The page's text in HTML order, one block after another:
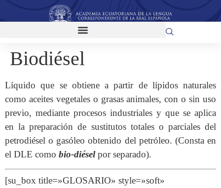
Biodiésel
Líquido que se obtiene a partir de lípidos naturales
como aceites vegetales o grasas animales, con o sin uso
previo, mediante procesos industriales y que se aplica
en la preparación de sustitutos totales o parciales del
petrodiésel o gasóleo obtenido del petróleo. (Consta en
el DLE como bio-diéselpor separado).
[su_box title=»GLOSARIO» style=»soft»